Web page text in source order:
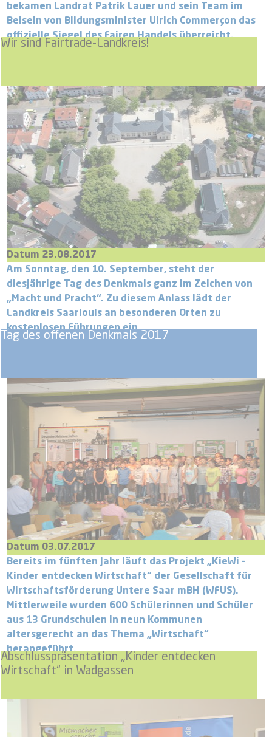
Wir sind Fairtrade-Landkreis!
bekamen Landrat Patrik Lauer und sein Team im
Beisein von Bildungsminister Ulrich Commerçon das
offizielle Siegel des Fairen Handels überreicht.
Tag des offenen Denkmals 2017
Datum 23.08.2017
Am Sonntag, den 10. September, steht der
diesjährige Tag des Denkmals ganz im Zeichen von
„Macht und Pracht“. Zu diesem Anlass lädt der
Landkreis Saarlouis an besonderen Orten zu
kostenlosen Führungen ein.
Abschlusspräsentation „Kinder entdecken
Wirtschaft“ in Wadgassen
Datum 03.07.2017
Bereits im fünften Jahr läuft das Projekt „KieWi –
Kinder entdecken Wirtschaft“ der Gesellschaft für
Wirtschaftsförderung Untere Saar mBH (WFUS).
Mittlerweile wurden 600 Schülerinnen und Schüler
aus 13 Grundschulen in neun Kommunen
altersgerecht an das Thema „Wirtschaft“
herangeführt.